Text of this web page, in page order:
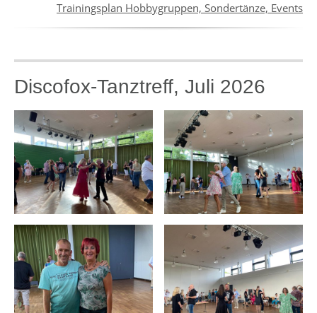
Trainingsplan Hobbygruppen, Sondertänze, Events
Discofox-Tanztreff, Juli 2026